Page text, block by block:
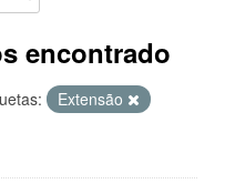
encontrado
Extensão